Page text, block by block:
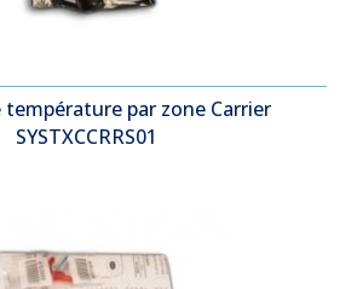
température par zone Carrier
SYSTXCCRRS01